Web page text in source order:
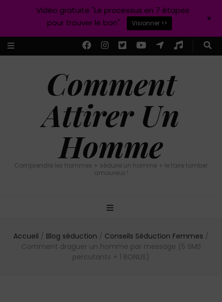
Comment
Attirer Un
Homme
Comprendre les hommes + séduire un homme + le faire tomber
amoureux !
Accueil / Blog séduction / Conseils Séduction Femmes /
Comment draguer un homme par message (5 SMS
percutants + 1 BONUS)
Vidéo gratuite "Le processus en 7 étapes
pour trouver le bon"
Visionner >> +